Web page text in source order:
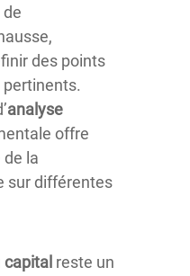
des points
pertinents.
analyse
offre
la
sur différentes
capital reste un